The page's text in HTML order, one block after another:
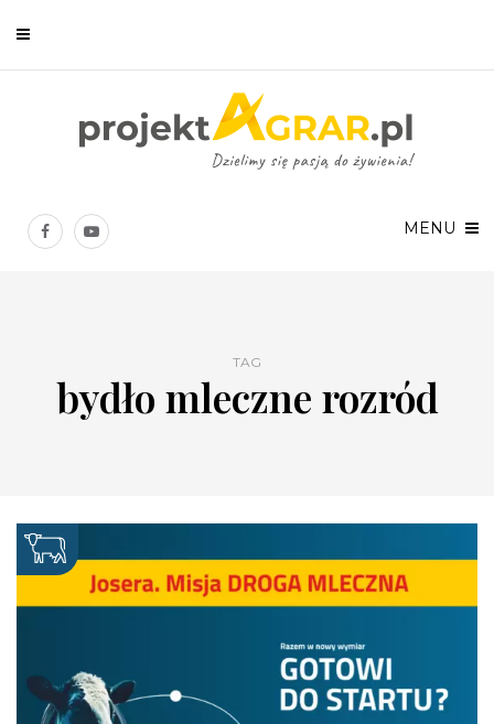
MENU
TAG
bydło mleczne rozród
Chcesz być na bieżąco? Zostaw swój e-mail, a raz w tygodniu
prześlemy Ci nasze najlepsze artykuły!
Twoje dane osobowe będą przetwarzane zgodnie zPolityką prywatności